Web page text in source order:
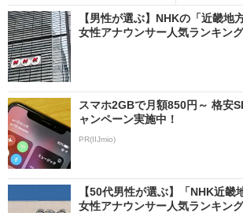
【男性が選ぶ】NHKの「近畿地
女性アナウンサー人気ランキン
スマホ2GBで月額850円～ 格安
ャンペーン実施中！
PR(IIJmio)
【50代男性が選ぶ】「NHK近畿
女性アナウンサー人気ランキン